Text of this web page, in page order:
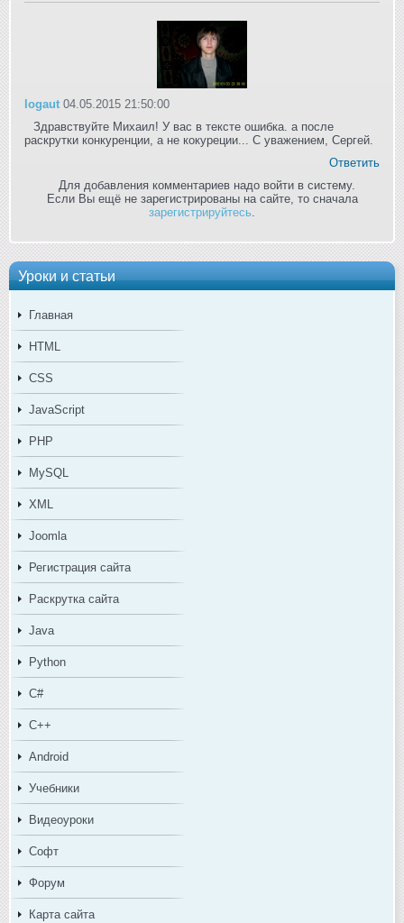
Уроки и статьи
Главная
HTML
CSS
JavaScript
PHP
MySQL
XML
Joomla
Регистрация сайта
Раскрутка сайта
Java
Python
C#
C++
Android
Учебники
Видеоуроки
Софт
Форум
Карта сайта
logaut 04.05.2015 21:50:00
Здравствуйте Михаил! У вас в тексте ошибка. а после
раскрутки конкуренции, а не кокуреции... С уважением, Сергей.
Ответить
Для добавления комментариев надо войти в систему.
Если Вы ещё не зарегистрированы на сайте, то сначала
зарегистрируйтесь.